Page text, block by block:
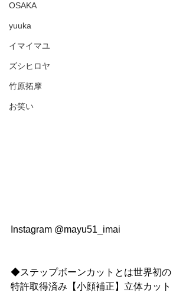
OSAKA
yuuka
イマイマユ
ズシヒロヤ
竹原拓摩
お笑い
Instagram @mayu51_imai
◆ステップボーンカットとは世界初の
特許取得済み【小顔補正】立体カット